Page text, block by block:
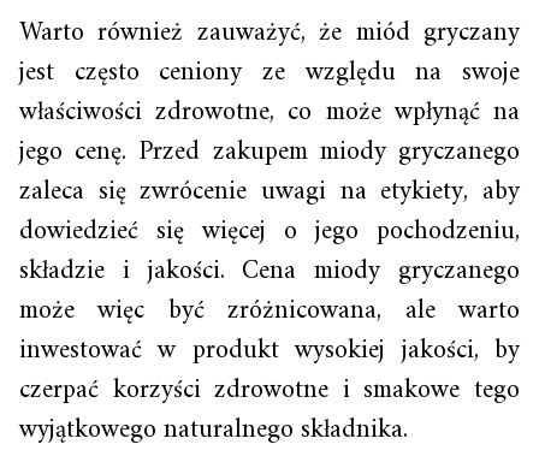
Warto również zauważyć, że miód gryczany
jest często ceniony ze względu na swoje
właściwości zdrowotne, co może wpłynąć na
jego cenę. Przed zakupem miody gryczanego
zaleca się zwrócenie uwagi na etykiety, aby
dowiedzieć się więcej o jego pochodzeniu,
składzie i jakości. Cena miody gryczanego
może więc być zróżnicowana, ale warto
inwestować w produkt wysokiej jakości, by
czerpać korzyści zdrowotne i smakowe tego
wyjątkowego naturalnego składnika.